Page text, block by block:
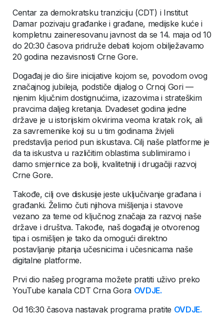
Centar za demokratsku tranziciju (CDT) i Institut
Damar pozivaju građanke i građane, medijske kuće i
kompletnu zaineresovanu javnost da se 14. maja od 10
do 20:30 časova pridruže debati kojom obilježavamo
20 godina nezavisnosti Crne Gore.
Događaj je dio šire inicijative kojom se, povodom ovog
značajnog jubileja, podstiče dijalog o Crnoj Gori —
njenim ključnim dostignućima, izazovima i strateškim
pravcima daljeg kretanja. Dvadeset godina jedne
države je u istorijskim okvirima veoma kratak rok, ali
za savremenike koji su u tim godinama živjeli
predstavlja period pun iskustava. Cilj naše platforme je
da ta iskustva u različitim oblastima sublimiramo i
damo smjernice za bolji, kvalitetniji i drugačiji razvoj
Crne Gore.
Takođe, cilj ove diskusije jeste uključivanje građana i
građanki. Želimo čuti njihova mišljenja i stavove
vezano za teme od ključnog značaja za razvoj naše
države i društva. Takođe, naš događaj je otvorenog
tipa i osmišljen je tako da omogući direktno
postavljanje pitanja učesnicima i učesnicama naše
digitalne platforme.
Prvi dio našeg programa možete pratiti uživo preko
YouTube kanala CDT Crna Gora OVDJE.
Od 16:30 časova nastavak programa pratite OVDJE.